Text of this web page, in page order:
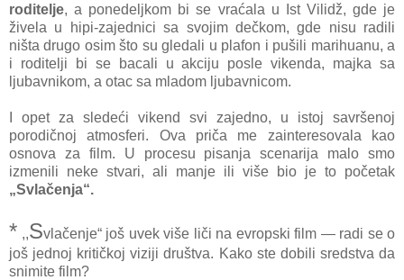
roditelje, a ponedeljkom bi se vraćala u Ist Vilidž, gde je
živela u hipi-zajednici sa svojim dečkom, gde nisu radili
ništa drugo osim što su gledali u plafon i pušili marihuanu, a
i roditelji bi se bacali u akciju posle vikenda, majka sa
ljubavnikom, a otac sa mladom ljubavnicom.
I opet za sledeći vikend svi zajedno, u istoj savršenoj
porodičnoj atmosferi. Ova priča me zainteresovala kao
osnova za film. U procesu pisanja scenarija malo smo
izmenili neke stvari, ali manje ili više bio je to početak
„Svlačenja“.
* ,,Svlačenje“ još uvek više liči na evropski film — radi se o
još jednoj kritičkoj viziji društva. Kako ste dobili sredstva da
snimite film?